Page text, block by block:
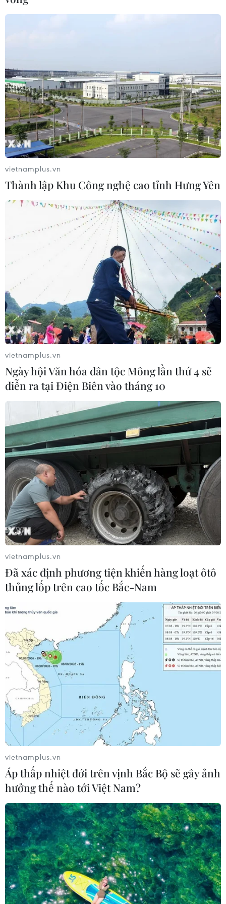
TIN CÙNG CHUYÊN MỤC
VN-Index tăng hơn 3 điểm nhờ sức
bật nhóm dầu khí
07/08/2026 09:36
Chứng khoán Mỹ rời đỉnh khi giá
năng lượng leo thang
06/08/2026 23:58
vietnamplus.vn
Thành lập Khu Công nghệ cao tỉnh Hưng Yên
vietnamplus.vn
Ngày hội Văn hóa dân tộc Mông lần thứ 4 sẽ
diễn ra tại Điện Biên vào tháng 10
vietnamplus.vn
Đã xác định phương tiện khiến hàng loạt ôtô
thủng lốp trên cao tốc Bắc-Nam
vietnamplus.vn
Áp thấp nhiệt đới trên vịnh Bắc Bộ sẽ gây ảnh
hưởng thế nào tới Việt Nam?